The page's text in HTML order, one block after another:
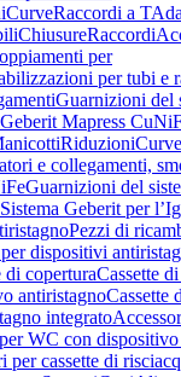
CurveRaccordi a T
ChiusureRaccordi
per
per tubi e
Guarnizioni del
Geberit Mapress
RiduzioniCurve
e collegamenti,
Guarnizioni del
Sistema Geberit per
Pezzi di
dispositivi
di coperturaCassette
antiristagnoCassette
integrato
WC con
per cassette di